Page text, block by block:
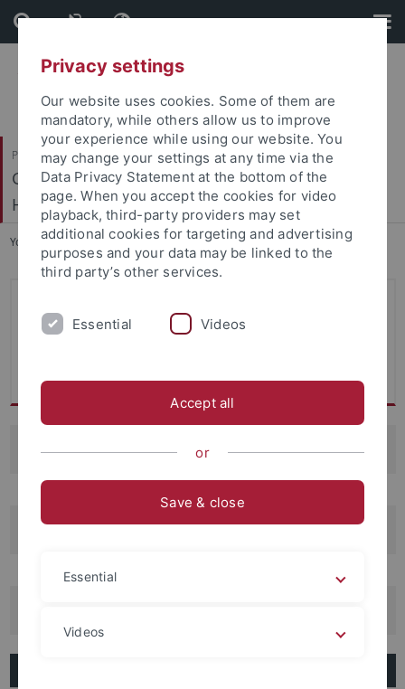
Skip
to
content
Skip
to
footer
Philosophische Fakultät
Geschichtliche Landeskunde und Historische
Hilfswissenschaften
You are here: Startseite ... Institut
Institut für Geschichtliche
Landeskunde und Historische
Hilfswissenschaften
Aktuelle Veranstaltungen
Förderverein des Instituts
Privacy settings
Our website uses cookies. Some of them are
mandatory, while others allow us to improve
your experience while using our website. You
may change your settings at any time via the
Data Privacy Statement at the bottom of the
page. When you accept the cookies for video
playback, third-party providers may set
additional cookies for targeting and advertising
purposes and your data may be linked to the
third party’s other services.
Essential Videos
Accept all
or
Save & close
Essential
Videos